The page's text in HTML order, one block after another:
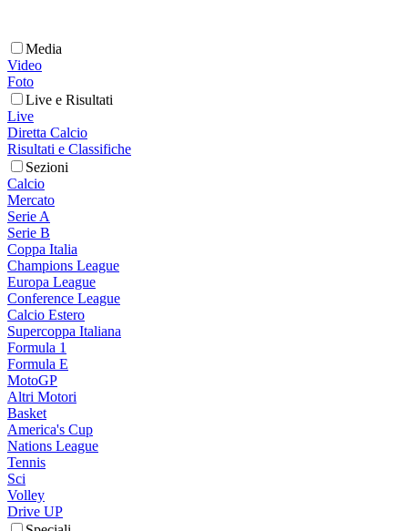
Media
Video
Foto
Live e Risultati
Live
Diretta Calcio
Risultati e Classifiche
Sezioni
Calcio
Mercato
Serie A
Serie B
Coppa Italia
Champions League
Europa League
Conference League
Calcio Estero
Supercoppa Italiana
Formula 1
Formula E
MotoGP
Altri Motori
Basket
America's Cup
Nations League
Tennis
Sci
Volley
Drive UP